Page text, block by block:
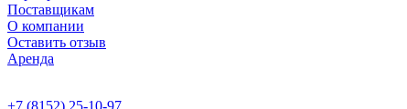
Поставщикам
О компании
Оставить отзыв
Аренда
+7 (8152) 25-10-97